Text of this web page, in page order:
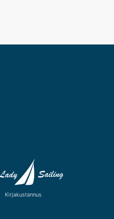
Kirjakustannus